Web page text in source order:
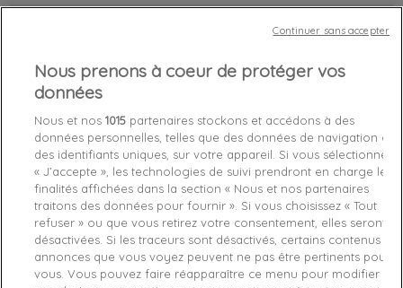
vendredi 14/08/26
Out-of-Stock
Je craque !
Livraison gratuite *
Retours sous 100 jours
Produit certifié authentique
Caractéristiques produit
Nous prenons à coeur de protéger vos
données
Nous et nos1015 partenaires stockons et accédons à des
données personnelles, telles que des données de navigation ou
des identifiants uniques, sur votre appareil. Si vous sélectionnez
« J’accepte », les technologies de suivi prendront en charge les
finalités affichées dans la section « Nous et nos partenaires
traitons des données pour fournir ». Si vous choisissez « Tout
refuser » ou que vous retirez votre consentement, elles seront
désactivées. Si les traceurs sont désactivés, certains contenus et
annonces que vous voyez peuvent ne pas être pertinents pour
vous. Vous pouvez faire réapparaître ce menu pour modifier
Continuer sans accepter